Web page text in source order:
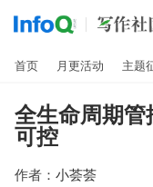
首页 月更活动 主题
全生命周期管
可控
作者： 小荟荟